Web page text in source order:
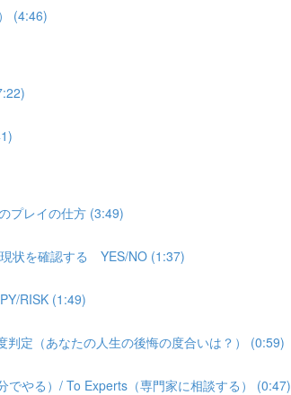
(4:46)
プレイの仕方 (3:49)
状を確認する YES/NO (1:37)
RISK (1:49)
定（あなたの人生の後悔の度合いは？） (0:59)
やる）/ To Experts（専門家に相談する） (0:47)